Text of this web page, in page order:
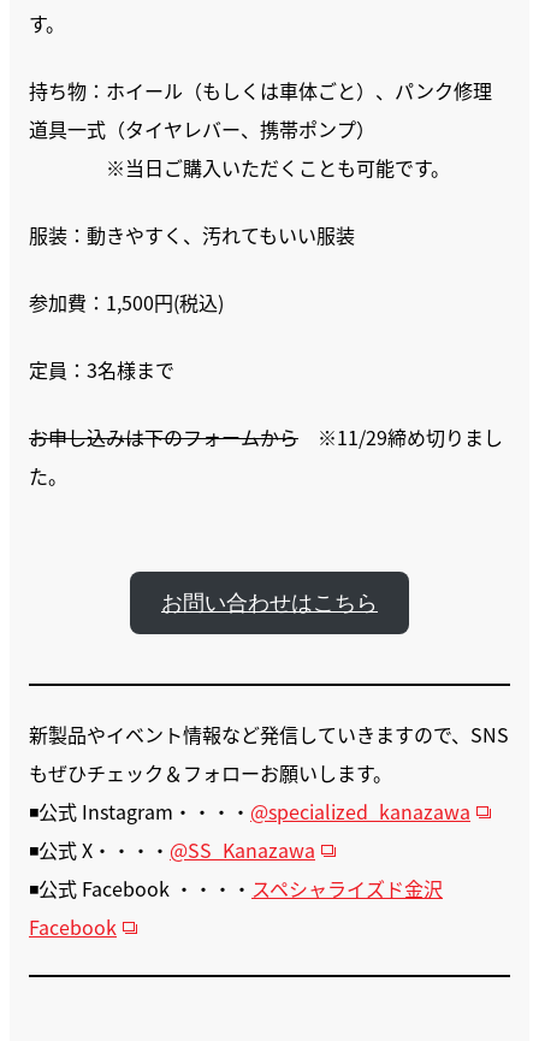
す。
持ち物：ホイール（もしくは車体ごと）、パンク修理
道具一式（タイヤレバー、携帯ポンプ）
※当日ご購入いただくことも可能です。
服装：動きやすく、汚れてもいい服装
参加費：1,500円(税込)
定員：3名様まで
お申し込みは下のフォームから ※11/29締め切りまし
た。
お問い合わせはこちら
新製品やイベント情報など発信していきますので、SNS
もぜひチェック＆フォローお願いします。
◾️公式 Instagram・・・・ @specialized_kanazawa
◾️公式 X・・・・ @SS_Kanazawa
◾️公式 Facebook ・・・・ スペシャライズド金沢
Facebook